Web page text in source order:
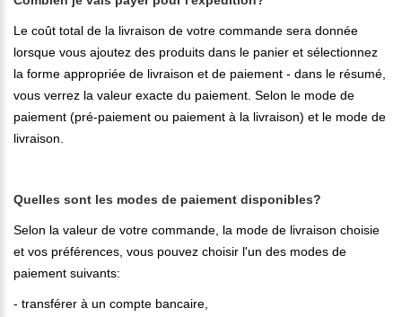
Le coût total de la livraison de votre commande sera donnée
lorsque vous ajoutez des produits dans le panier et sélectionnez
la forme appropriée de livraison et de paiement - dans le résumé,
vous verrez la valeur exacte du paiement. Selon le mode de
paiement (pré-paiement ou paiement à la livraison) et le mode de
livraison.
Quelles sont les modes de paiement disponibles?
Selon la valeur de votre commande, la mode de livraison choisie
et vos préférences, vous pouvez choisir l'un des modes de
paiement suivants:
- transférer à un compte bancaire,